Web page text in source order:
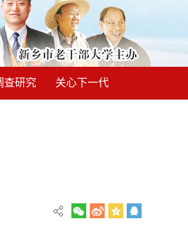
查研究 关心下一代